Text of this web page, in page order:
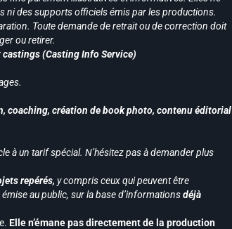
ni des supports officiels émis par les productions.
Toute demande de retrait ou de correction doit
ou retirer.
(Casting Info Service)
coaching, création de book photo, contenu éditorial
à un tarif spécial. N’hésitez pas à demander plus
repérés, y compris ceux qui peuvent être
au public, sur la base d’informationsdéjà
Elle n’émane pas directement de la production